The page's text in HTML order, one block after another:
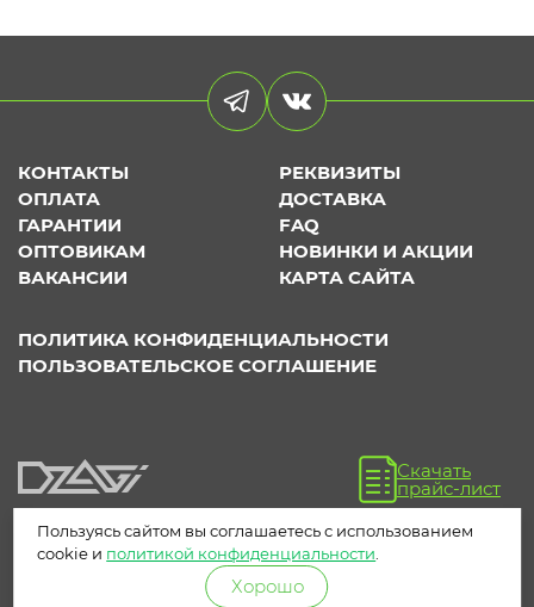
КОНТАКТЫ
РЕКВИЗИТЫ
ОПЛАТА
ДОСТАВКА
ГАРАНТИИ
FAQ
ОПТОВИКАМ
НОВИНКИ И АКЦИИ
ВАКАНСИИ
КАРТА САЙТА
ПОЛИТИКА КОНФИДЕНЦИАЛЬНОСТИ
ПОЛЬЗОВАТЕЛЬСКОЕ СОГЛАШЕНИЕ
Скачать
прайс-лист
Пользуясь сайтом вы соглашаетесь с использованием
cookie и политикой конфиденциальности
Хорошо